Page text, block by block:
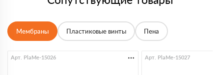
Мембраны Пластиковые винты Пена
Арт. PlaMe-15026 Арт. PlaMe-15027